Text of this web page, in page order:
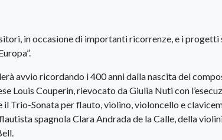
in occasione di importanti ricorrenze, e i progetti
avvio ricordando i 400 anni dalla nascita del
Louis Couperin, rievocato da Giulia Nuti con
il Trio-Sonata per flauto, violino, violoncello e
spagnola Clara Andrada de la Calle, della